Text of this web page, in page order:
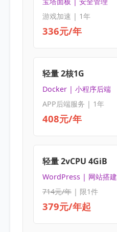
游戏加速 | 1年
336元/年
轻量 2核1G
Docker | 小程序后端
APP后端服务 | 1年
408元/年
轻量 2vCPU 4GiB
WordPress | 网站搭建
714元/年| 限1件
379元/年起